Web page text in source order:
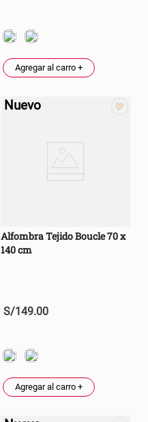
Agregar al carro +
Nuevo
Alfombra Tejido Boucle 70 x
140 cm
S/149.00
Agregar al carro +